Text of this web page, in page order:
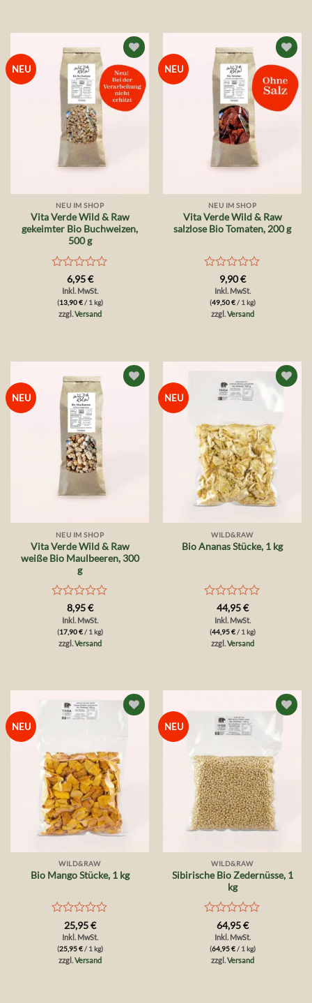
NEU
Auf die
Wunschliste
NEU IM SHOP
Vita Verde Wild & Raw
gekeimter Bio Buchweizen,
500 g
Bewertet
mit
0
von
6,95€
Inkl. MwSt.
(13,90€/ 1 kg)
zzgl.Versand
NEU
Auf die
Wunschliste
NEU IM SHOP
Vita Verde Wild & Raw
salzlose Bio Tomaten, 200 g
Bewertet
mit
0
von
9,90€
Inkl. MwSt.
(49,50€/ 1 kg)
zzgl.Versand
NEU
Wunschliste
NEU IM SHOP
Vita Verde Wild & Raw
weiße Bio Maulbeeren, 300
g
Bewertet
mit
0
von
8,95€
Inkl. MwSt.
(17,90€/ 1 kg)
zzgl. Versand
NEU
WILD&RAW
Bio Ananas Stücke, 1 kg
Bewertet
mit
0
von
44,95€
Inkl. MwSt.
(44,95€/ 1 kg)
zzgl. Versand
NEU
WILD&RAW
Bio Mango Stücke, 1 kg
Bewertet
mit
0
von
25,95€
Inkl. MwSt.
(25,95€/ 1 kg)
zzgl.Versand
NEU
Wunschliste
WILD&RAW
Sibirische Bio Zedernüsse, 1
kg
Bewertet
mit
0
von
64,95€
Inkl. MwSt.
(64,95€/ 1 kg)
zzgl.Versand